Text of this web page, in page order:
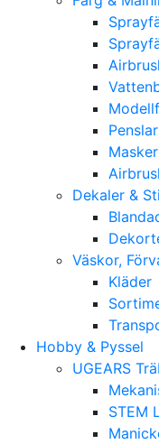
Penslar
Dekaler &
Väskor,
Kläder
Hobby & Pyssel
UGEARS
STEM